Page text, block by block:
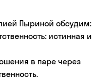
Пыриной обсудим:
истинная и
в паре через